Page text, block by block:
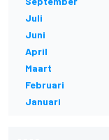
Juli
Juni
April
Maart
Februari
Januari